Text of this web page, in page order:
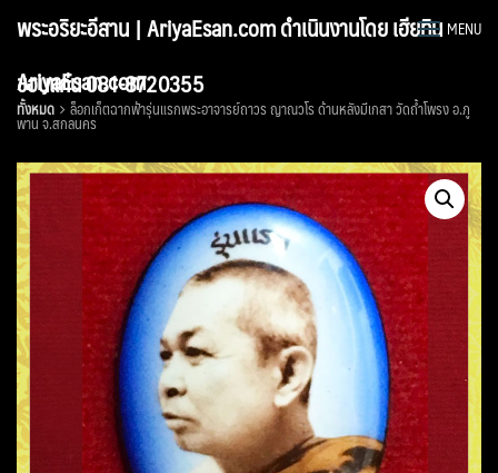
พระอริยะอีสาน | AriyaEsan.com ดำเนินงานโดย เฮียทิน
ขอนแก่น 081-8720355
MENU
AriyaEsan.com
ทั้งหมด ล็อกเก็ตฉากฟ้ารุ่นแรกพระอาจารย์ถาวร ญาณวโร ด้านหลังมีเกสา วัดถ้ำโพรง อ.ภู
พาน จ.สกลนคร